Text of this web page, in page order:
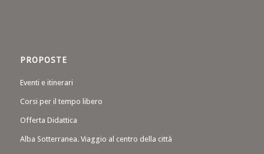
PROPOSTE
Eventi e itinerari
Corsi per il tempo libero
Offerta Didattica
Alba Sotterranea. Viaggio al centro della città